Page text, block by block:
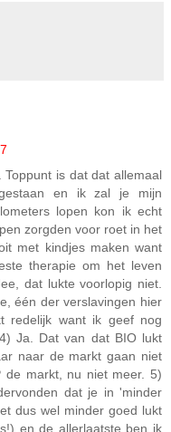
is dat dat allemaal
en ik zal je mijn
lopen kon ik echt
zorgden voor roet in het
met kindjes maken want
therapie om het leven
dat lukte voorlopig niet.
één der verslavingen hier
redelijk want ik geef nog
Ja. Dat van dat BIO lukt
naar de markt gaan niet
de markt, nu niet meer. 5)
dat je in 'minder
dus wel minder goed lukt
en de allerlaatste ben ik